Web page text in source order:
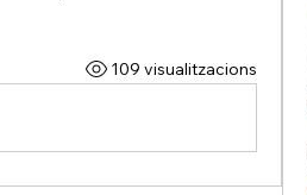
109 visualitzacions